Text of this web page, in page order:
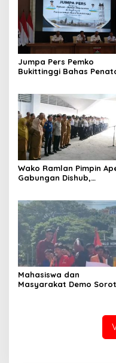
Jumpa Pers Pemko
Bukittinggi Bahas
Wako Ramlan Pimpin
Gabungan Dishub,
Pelajar
Mahasiswa dan
Masyarakat Demo